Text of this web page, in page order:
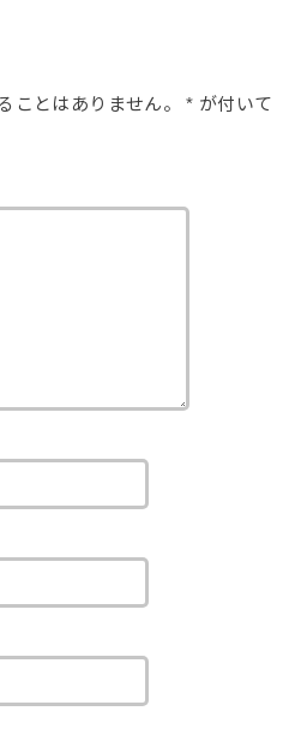
ことはありません。 * が付いて